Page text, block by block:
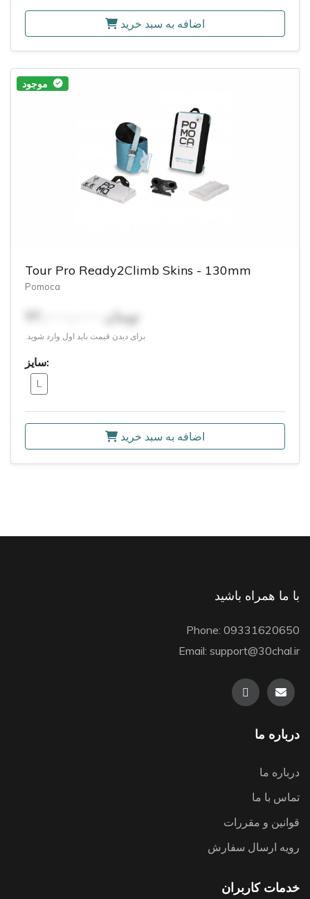
اضافه به سبد خرید
موجود
Tour Pro Ready2Climb Skins - 130mm
Pomoca
۷۲,۰۰۰,۰۰۰ تومان
برای دیدن قیمت باید اول وارد شوید.
سایز:
L
اضافه به سبد خرید
با ما همراه باشید
Phone: 09331620650
Email: support@30chal.ir
درباره ما
درباره ما
تماس با ما
قوانین و مقررات
رویه ارسال سفارش
خدمات کاربران